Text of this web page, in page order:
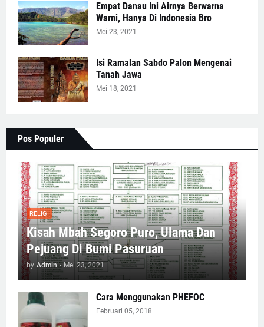
Empat Danau Ini Airnya Berwarna
Warni, Hanya Di Indonesia Bro
Mei 23, 2021
Isi Ramalan Sabdo Palon Mengenai
Tanah Jawa
Mei 18, 2021
Pos Populer
RELIGI
Kisah Mbah Segoro Puro, Ulama Dan
Pejuang Di Bumi Pasuruan
by Admin - Mei 23, 2021
Cara Menggunakan PHEFOC
Februari 05, 2018